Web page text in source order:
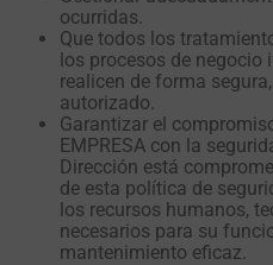
ocurridas.
Que todos los
los procesos de negocio
realicen de forma
autorizado.
Garantizar el
EMPRESA con la
Dirección está
de esta política de
los recursos humanos,
necesarios para su
mantenimiento eficaz.